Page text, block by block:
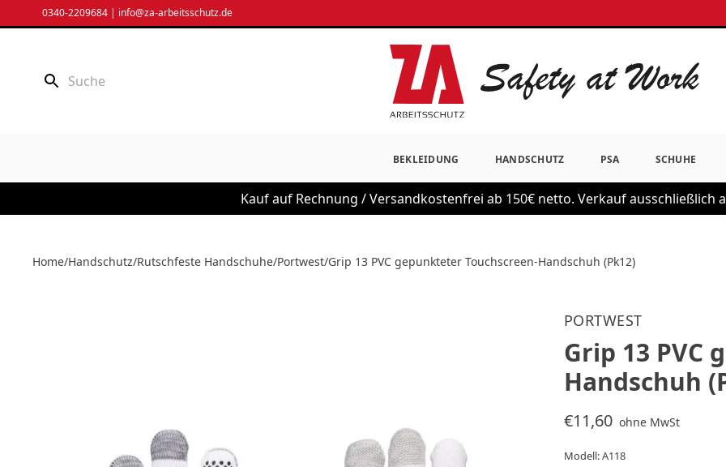
Inhalt
0340-2209684 | info@za-arbeitsschutz.de
BEKLEIDUNG HANDSCHUTZ PSA SCHUHE
Kauf auf Rechnung / Versandkostenfrei ab 150€ netto. Verkauf ausschließlich
Home/Handschutz/Rutschfeste Handschuhe/Portwest/Grip 13 PVC gepunkteter Touchscreen-Handschuh (Pk12)
PORTWEST
Grip 13 PVC
Handschuh
€11,60 ohne MwSt
Modell: A118